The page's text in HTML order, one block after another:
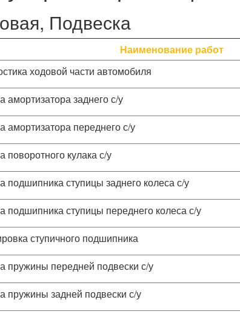
Подвеска
Наименование работ
ходовой части автомобиля
амортизатора заднего с/у
амортизатора переднего с/у
поворотного кулака с/у
подшипника ступицы заднего колеса с/у
подшипника ступицы переднего колеса с/у
ступичного подшипника
пружины передней подвески с/у
пружины задней подвески с/у